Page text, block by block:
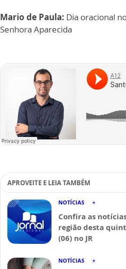
Mario de Paula: Dia oracional
Senhora Aparecida
APROVEITE E LEIA TAMBÉM
NOTÍCIAS
Confira as
região desta
(06) no JR
NOTÍCIAS